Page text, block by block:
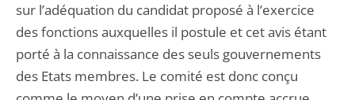
sur l’adéquation du candidat proposé à l’exercice
des fonctions auxquelles il postule et cet avis étant
porté à la connaissance des seuls gouvernements
des Etats membres. Le comité est donc conçu